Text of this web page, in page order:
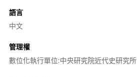
語言
中文
管理權
數位化執行單位:中央研究院近代史研究所